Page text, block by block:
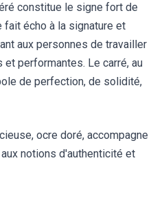
constitue le signe fort de
fait écho à la signature et
aux personnes de travailler
performantes. Le carré, au
de perfection, de solidité,
ocre doré, accompagne
notions d'authenticité et